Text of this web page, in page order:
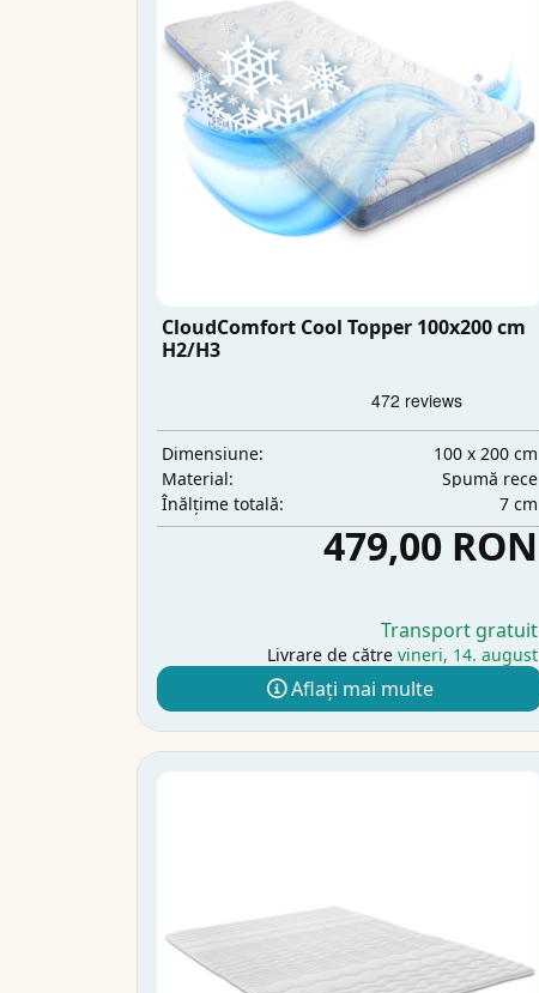
CloudComfort Cool Topper 100x200 cm
H2/H3
Dimensiune:
100 x 200 cm
Material:
Spumă rece
Înălțime totală:
7 cm
479,00 RON
Transport gratuit
Livrare de către vineri, 14. august
Aflați mai multe